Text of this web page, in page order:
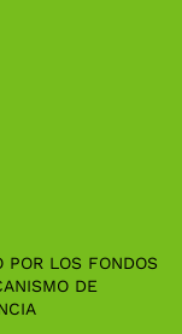
POR LOS FONDOS
DE